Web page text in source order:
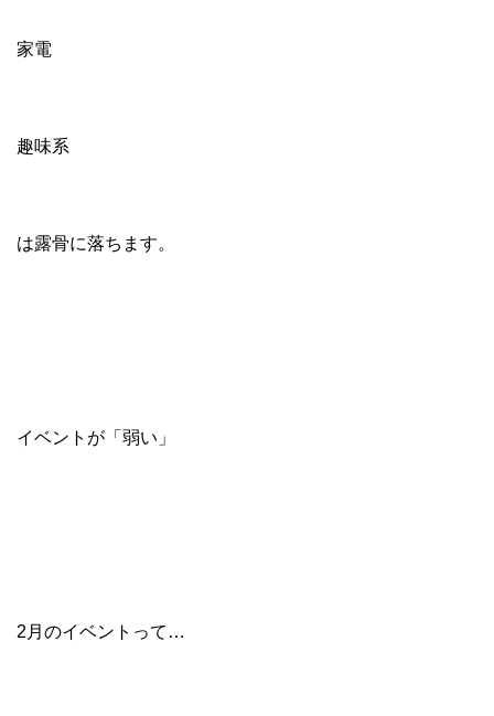
家電
趣味系
は露骨に落ちます。
イベントが「弱い」
2月のイベントって…